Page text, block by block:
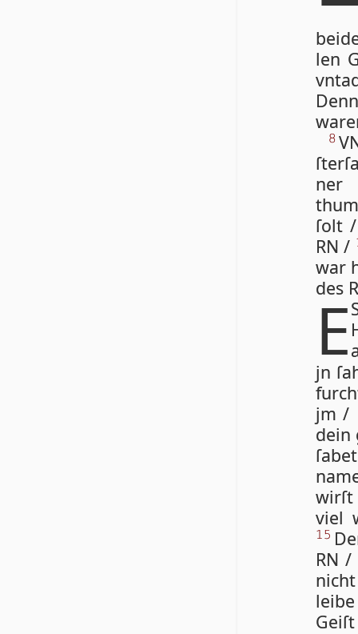
len
8
ſolt
RN /
war
des
E
jn
jm /
dein
viel
15
RN